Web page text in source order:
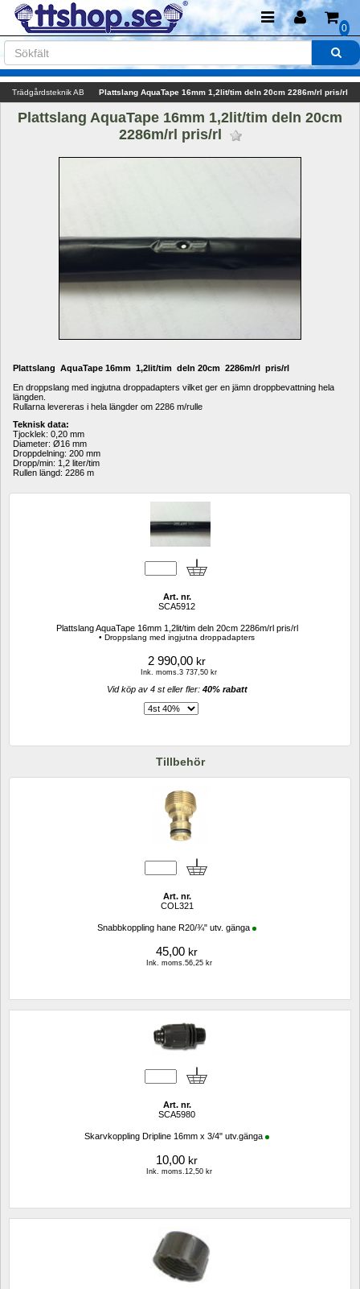
0
Trädgårdsteknik AB Plattslang AquaTape 16mm 1,2lit/tim deln 20cm 2286m/rl pris/rl
Plattslang AquaTape 16mm 1,2lit/tim deln 20cm
2286m/rl pris/rl
Plattslang AquaTape 16mm 1,2lit/tim deln 20cm 2286m/rl pris/rl
En droppslang med ingjutna droppadapters vilket ger en jämn droppbevattning hela
längden.
Rullarna levereras i hela längder om 2286 m/rulle
Teknisk data:
Tjocklek: 0,20 mm
Diameter: Ø16 mm
Droppdelning: 200 mm
Dropp/min: 1,2 liter/tim
Rullen längd: 2286 m
Art. nr.
SCA5912
Plattslang AquaTape 16mm 1,2lit/tim deln 20cm 2286m/rl pris/rl
• Droppslang med ingjutna droppadapters
2 990,00 kr
Ink. moms.3 737,50 kr
Vid köp av 4 st eller fler: 40% rabatt
Tillbehör
Art. nr.
COL321
Snabbkoppling hane R20/¾" utv. gänga
45,00 kr
Ink. moms.56,25 kr
Art. nr.
SCA5980
Skarvkoppling Dripline 16mm x 3/4" utv.gänga
10,00 kr
Ink. moms.12,50 kr